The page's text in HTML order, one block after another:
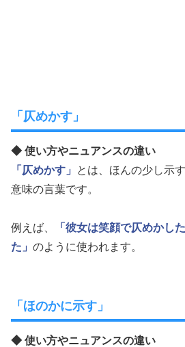
「仄めかす」
◆ 使い方やニュアンスの違い
「仄めかす」
とは、ほんの少し示
意味の言葉です。
例えば、
「彼女は笑顔で仄めかし
た」 のように使われます。
「ほのかに示す」
◆ 使い方やニュアンスの違い